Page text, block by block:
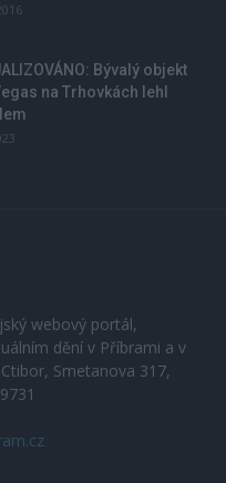
Bývalý objekt
na Trhovkách lehl
webový portál,
dění v Příbrami a v
Smetanova 317,